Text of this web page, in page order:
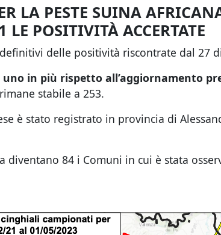
LA PESTE SUINA
LE POSITIVITÀ ACCERTATE
delle positività riscontrate dal 27
uno in più rispetto all’aggiornamento
stabile a 253.
è stato registrato in provincia di
diventano 84 i Comuni in cui è stata